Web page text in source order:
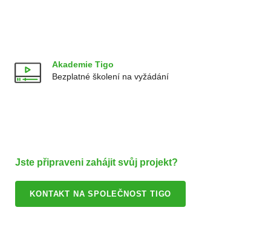
Akademie Tigo
Bezplatné školení na vyžádání
Jste připraveni zahájit svůj projekt?
KONTAKT NA SPOLEČNOST TIGO